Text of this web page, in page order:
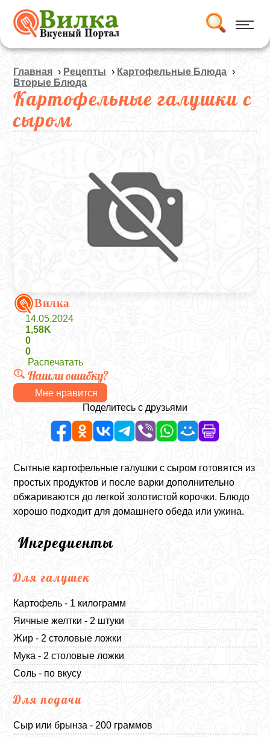
Главная › Рецепты › Картофельные Блюда ›
Вторые Блюда
Картофельные галушки с
сыром
Вилка
14.05.2024
1,58K
0
0
Распечатать
Нашли ошибку?
Мне нравится
Поделитесь с друзьями
Сытные картофельные галушки с сыром готовятся из
простых продуктов и после варки дополнительно
обжариваются до легкой золотистой корочки. Блюдо
хорошо подходит для домашнего обеда или ужина.
Ингредиенты
Для галушек
Картофель - 1 килограмм
Яичные желтки - 2 штуки
Жир - 2 столовые ложки
Мука - 2 столовые ложки
Соль - по вкусу
Для подачи
Сыр или брынза - 200 граммов